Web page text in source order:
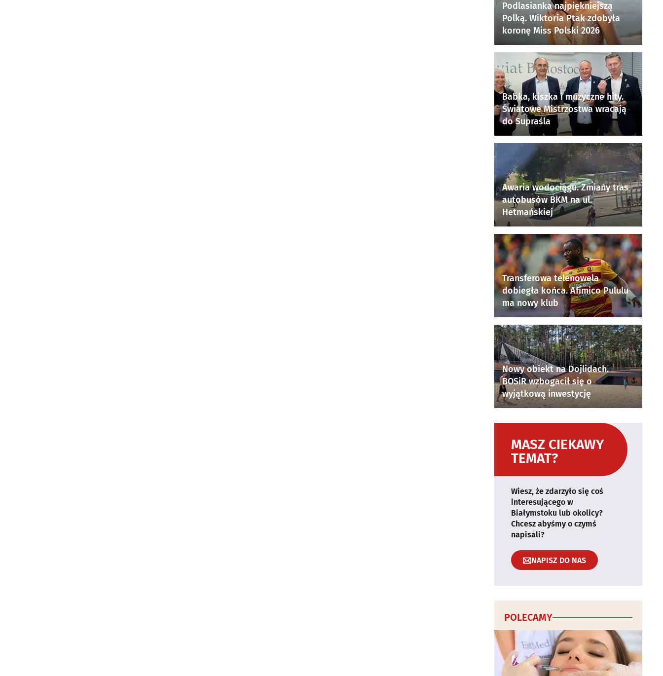
Podlasianka najpiękniejszą
Polką. Wiktoria Ptak zdobyła
koronę Miss Polski 2026
Babka, kiszka i muzyczne hity.
Światowe Mistrzostwa wracają
do Supraśla
Awaria wodociągu. Zmiany tras
autobusów BKM na ul.
Hetmańskiej
Transferowa telenowela
dobiegła końca. Afimico Pululu
ma nowy klub
Nowy obiekt na Dojlidach.
BOSiR wzbogacił się o
wyjątkową inwestycję
MASZ CIEKAWY
TEMAT?
Wiesz, że zdarzyło się coś
interesującego w
Białymstoku lub okolicy?
Chcesz abyśmy o czymś
napisali?
NAPISZ DO NAS
POLECAMY